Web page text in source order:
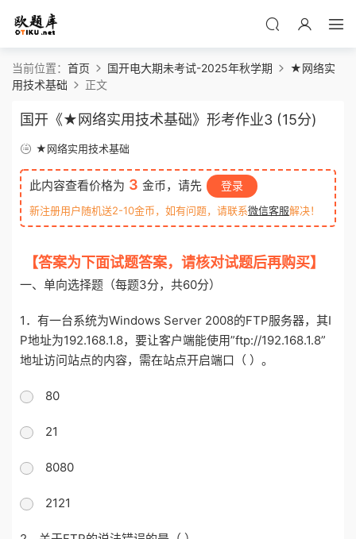
当前位置： 首页 国开电大期未考试-2025年秋学期
★网络实
用技术基础
正文
国开《★网络实用技术基础》形考作业3 (15分)
★网络实用技术基础
此内容查看价格为 3 金币，请先 登录
新注册用户随机送2-10金币，如有问题，请联系微信客服解决！
【答案为下面试题答案，请核对试题后再购买】
一、单向选择题（每题3分，共60分）
1．有一台系统为Windows Server 2008的FTP服务器，其I
P地址为192.168.1.8，要让客户端能使用”ftp://192.168.1.8”
地址访问站点的内容，需在站点开启端口（ ）。
80
21
8080
2121